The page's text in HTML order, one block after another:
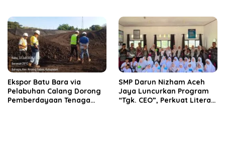
‎Ekspor Batu Bara via
Pelabuhan Calang Dorong
Pemberdayaan Tenaga
SMP Darun Nizham Aceh
Jaya Luncurkan Program
“Tgk. CEO”, Perkuat Literasi